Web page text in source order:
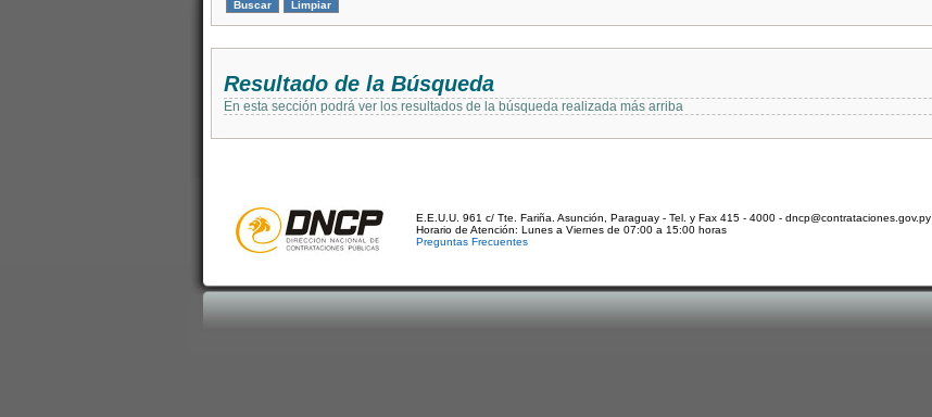
Resultado de la Búsqueda
En esta sección podrá ver los resultados de la búsqueda realizada más arriba
E.E.U.U. 961 c/ Tte. Fariña. Asunción, Paraguay - Tel. y Fax 415 - 4000 - dncp@contrataciones.gov.py
Horario de Atención: Lunes a Viernes de 07:00 a 15:00 horas
Preguntas Frecuentes